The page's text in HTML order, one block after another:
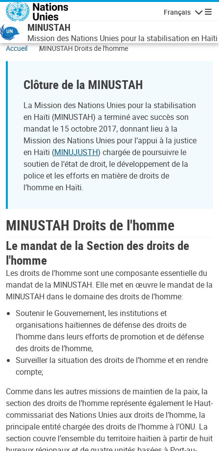
Aller au contenu principal
Français
MINUSTAH
Mission des Nations Unies pour la stabilisation en Haïti
Accueil MINUSTAH Droits de l'homme
Clôture de la MINUSTAH
La Mission des Nations Unies pour la stabilisation
en Haïti (MINUSTAH) a terminé avec succès son
mandat le 15 octobre 2017, donnant lieu à la
Mission des Nations Unies pour l’appui à la justice
en Haïti (MINUJUSTH) chargée de poursuivre le
soutien de l’état de droit, le développement de la
police et les efforts en matière de droits de
l’homme en Haïti.
MINUSTAH Droits de l'homme
Le mandat de la Section des droits de
l'homme
Les droits de l’homme sont une composante essentielle du
mandat de la MINUSTAH. Elle met en œuvre le mandat de la
MINUSTAH dans le domaine des droits de l’homme:
Soutenir le Gouvernement, les institutions et
organisations haïtiennes de défense des droits de
l’homme dans leurs efforts de promotion et de défense
des droits de l’homme,
Surveiller la situation des droits de l’homme et en rendre
compte;
Comme dans les autres missions de maintien de la paix, la
section des droits de l’homme représente également le Haut-
commissariat des Nations Unies aux droits de l’homme, la
principale entité chargée des droits de l’homme à l’ONU. La
section couvre l’ensemble du territoire haïtien à partir de huit